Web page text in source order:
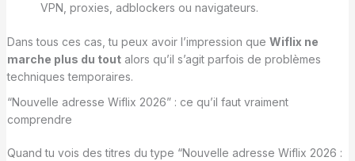
VPN, proxies, adblockers ou navigateurs.
Dans tous ces cas, tu peux avoir l’impression que Wiflix ne
marche plus du toutalors qu’il s’agit parfois de problèmes
techniques temporaires.
“Nouvelle adresse Wiflix 2026” : ce qu’il faut vraiment
comprendre
Quand tu vois des titres du type “Nouvelle adresse Wiflix 2026 :